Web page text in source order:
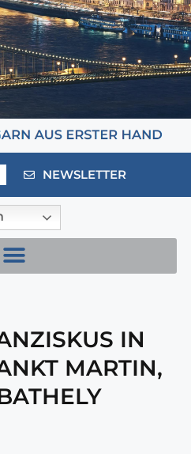
NEWSLETTER
IN
MARTIN,